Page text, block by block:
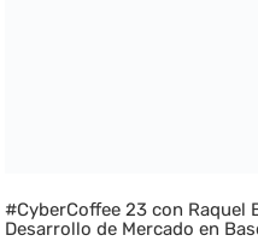
#CyberCoffee 23 con Raquel
Desarrollo de Mercado en